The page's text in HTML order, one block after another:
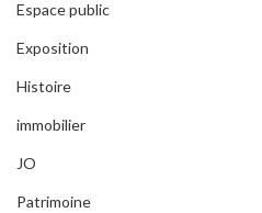
Espace public
Exposition
Histoire
immobilier
JO
Patrimoine